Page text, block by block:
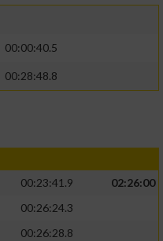
00:00:40.5
00:28:48.8
00:23:41.9
02:26:00
00:26:24.3
00:26:28.8